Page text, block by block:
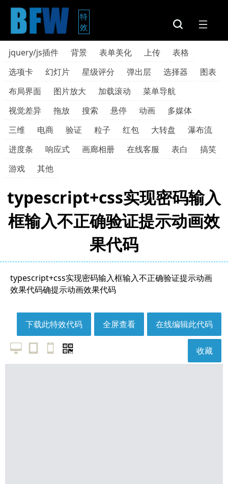
特
效
jquery/js插件 背景 表单美化 上传
表格
选项卡
幻灯片 星级评分 弹出层 选择器
图表
布局界面
图片放大 加载滚动
菜单导航
视觉差异
拖放 搜索 悬停 动画
多媒体
三维
电商 验证 粒子 红包 大转盘
瀑布流
进度条
响应式 画廊相册 在线客服 表白
搞笑
游戏
其他
typescript+css实现密码输入
框输入不正确验证提示动画效
果代码
typescript+css实现密码输入框输入不正确验证提示动画
效果代码确提示动画效果代码
在线编辑此代码
全屏查看
下载此特效代码
收藏